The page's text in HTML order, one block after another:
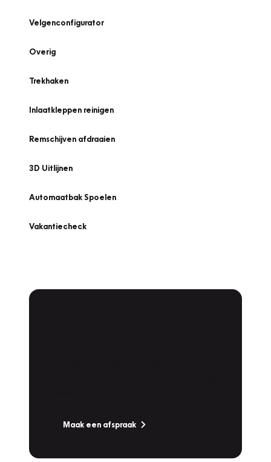
Velgenconfigurator
Overig
Trekhaken
Inlaatkleppen reinigen
Remschijven afdraaien
3D Uitlijnen
Automaatbak Spoelen
Vakantiecheck
Maak een afspraak